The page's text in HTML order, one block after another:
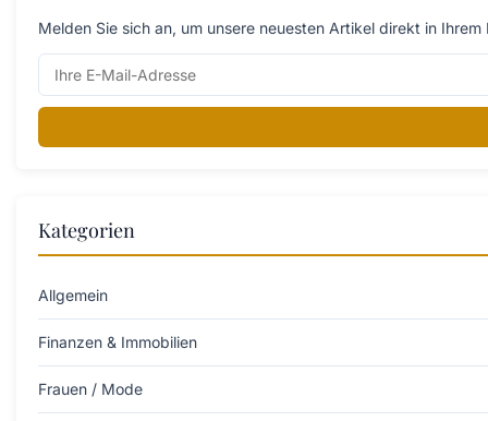
Melden Sie sich an, um unsere neuesten Artikel direkt in
Kategorien
Allgemein
Finanzen & Immobilien
Frauen / Mode